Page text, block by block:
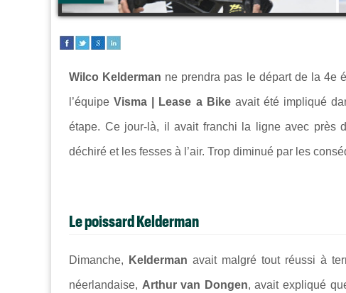
Wilco Kelderman ne prendra pas le départ de la 4e
l’équipe Visma | Lease a Bikeavait été impliqué
étape. Ce jour-là, il avait franchi la ligne avec près
déchiré et les fesses à l’air. Trop diminué par les
Le poissard Kelderman
Dimanche, Kelderman avait malgré tout réussi à
néerlandaise, Arthur van Dongen, avait expliqué